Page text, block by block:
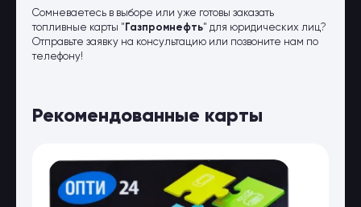
Сомневаетесь в выборе или уже готовы заказать
топливные карты " Газпромнефть" для юридических лиц?
Отправьте заявку на консультацию или позвоните нам по
телефону!
Рекомендованные карты